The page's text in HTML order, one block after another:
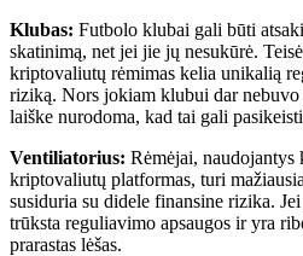
Klubas: Futbolo klubai gali būti
skatinimą, net jei jie jų nesukūrė.
kriptovaliutų rėmimas kelia unikalią
riziką. Nors jokiam klubui dar
laiške nurodoma, kad tai gali
Ventiliatorius: Rėmėjai, naudojantys
kriptovaliutų platformas, turi
susiduria su didele finansine rizika.
trūksta reguliavimo apsaugos ir yra
prarastas lėšas.